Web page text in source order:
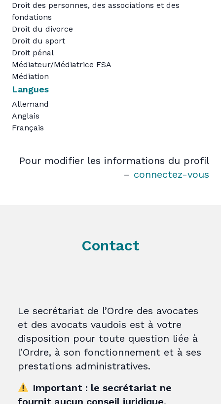
Droit des personnes, des associations et des
fondations
Droit du divorce
Droit du sport
Droit pénal
Médiateur/Médiatrice FSA
Médiation
Langues
Allemand
Anglais
Français
Pour modifier les informations du profil
– connectez-vous
Contact
Le secrétariat de l’Ordre des avocates
et des avocats vaudois est à votre
disposition pour toute question liée à
l’Ordre, à son fonctionnement et à ses
prestations administratives.
Important : le secrétariat ne
fournit aucun conseil juridique.